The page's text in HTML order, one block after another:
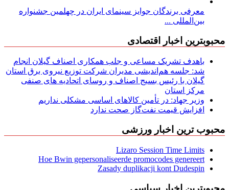
معرفی برندگان جوایز سینمای ایران در چهلمین جشنواره
بین‌المللی ...
محبوبترین اخبار اقتصادی
باهدف تشریک مساعی و جلب همکاری اصناف گیلان انجام
شد: جلسه هم‌اندیشی مدیران شركت توزیع نیروی برق استان
گیلان با رئیس بسیج اصناف و روسای اتحادیه های صنفی
مركز استان
وزیر جهاد: در تأمین کالاهای اساسی مشکلی نداریم
افزایش قیمت نفت‌گاز صحت ندارد
محبوب ترین اخبار ورزشی
Lizaro Session Time Limits
Hoe Bwin gepersonaliseerde promocodes genereert
Zasady duplikacji kont Dudespin